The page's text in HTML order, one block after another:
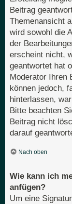
Beitrag
Themenansicht
wird sowohl die
der
erscheint nicht,
geantwortet hat
Moderator Ihren
können jedoch,
hinterlassen,
Bitte beachten
Beitrag nicht
darauf
Nach oben
Wie kann ich
anfügen?
Um eine